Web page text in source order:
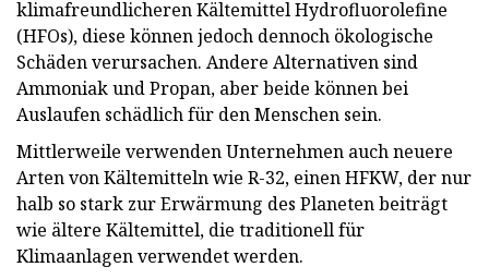
klimafreundlicheren Kältemittel Hydrofluorolefine
(HFOs), diese können jedoch dennoch ökologische
Schäden verursachen. Andere Alternativen sind
Ammoniak und Propan, aber beide können bei
Auslaufen schädlich für den Menschen sein.
Mittlerweile verwenden Unternehmen auch neuere
Arten von Kältemitteln wie R-32, einen HFKW, der nur
halb so stark zur Erwärmung des Planeten beiträgt
wie ältere Kältemittel, die traditionell für
Klimaanlagen verwendet werden.